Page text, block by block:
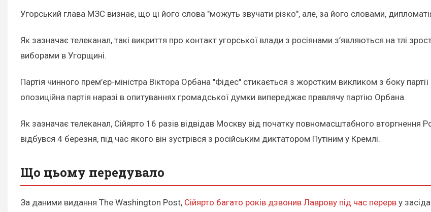
Угорський глава МЗС визнає, що ці його слова "можуть звучати різко", але, за його словами,
Як зазначає телеканал, такі викриття про контакт угорської влади з росіянами з’являються на тлі
виборами в Угорщині.
Партія чинного прем’єр-міністра Віктора Орбана "Фідес" стикається з жорстким викликом з боку
опозиційна партія наразі в опитуваннях громадської думки випереджає правлячу партію Орбана.
Як зазначає телеканал, Сійярто 16 разів відвідав Москву від початку повномасштабного вторгнення
відбувся 4 березня, під час якого він зустрівся з російським диктатором Путіним у Кремлі.
Що цьому передувало
За даними видання The Washington Post, Сійярто багато років дзвонив Лаврову під час перерв у